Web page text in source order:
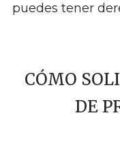
puedes tener
CÓMO
DE